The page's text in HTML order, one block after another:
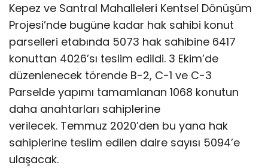
Kepez ve Santral Mahalleleri Kentsel Dönüşüm
Projesi’nde bugüne kadar hak sahibi konut
parselleri etabında 5073 hak sahibine 6417
konuttan 4026’sı teslim edildi. 3 Ekim’de
düzenlenecek törende B-2, C-1 ve C-3
Parselde yapımı tamamlanan 1068 konutun
daha anahtarları sahiplerine
verilecek. Temmuz 2020’den bu yana hak
sahiplerine teslim edilen daire sayısı 5094’e
ulaşacak.